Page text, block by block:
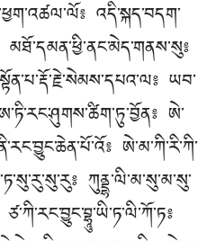
འདི་སྐད་བདག་
ཡབ་
ཨེ་
ཨེ་མ་ཀི་རི་ཀི་
ཀུནྡྷ་ལི་མ་སུ་མ་སུ་